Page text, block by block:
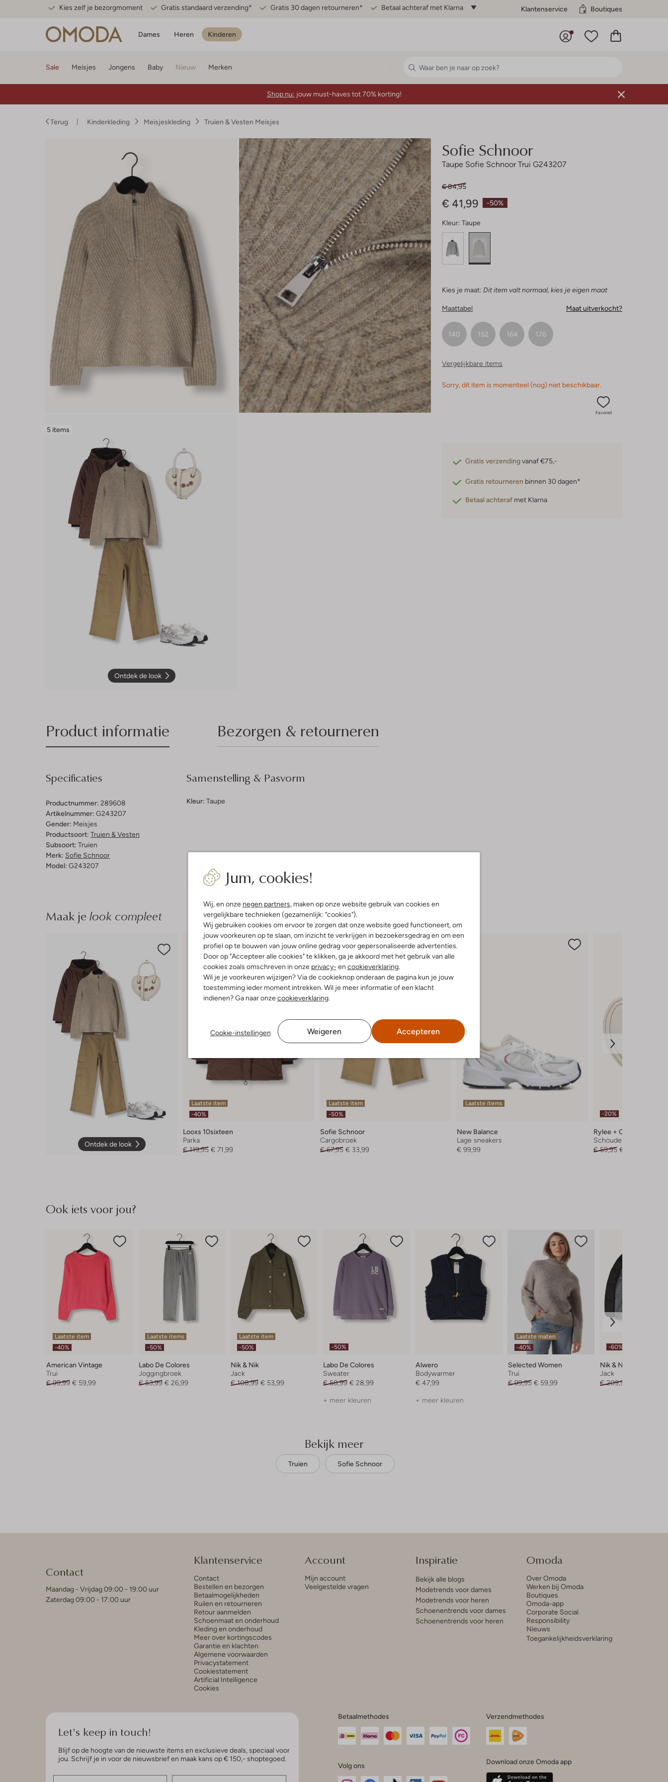
Kies zelf je bezorgmoment Gratis standaard verzending* Gratis 30 dagen retourneren* Betaal achteraf met Klarna Klantenservice Boutiques
Dames Heren Kinderen
Jum, cookies!
Wij, en onze negen partners, maken op onze website gebruik van cookies en
vergelijkbare technieken (gezamenlijk: "cookies").
Wij gebruiken cookies om ervoor te zorgen dat onze website goed functioneert, om
jouw voorkeuren op te slaan, om inzicht te verkrijgen in bezoekersgedrag en om een
profiel op te bouwen van jouw online gedrag voor gepersonaliseerde advertenties.
Door op "Accepteer alle cookies" te klikken, ga je akkoord met het gebruik van alle
cookies zoals omschreven in onze privacy- en cookieverklaring.
Wil je je voorkeuren wijzigen? Via de cookieknop onderaan de pagina kun je jouw
toestemming ieder moment intrekken. Wil je meer informatie of een klacht
indienen? Ga naar onzecookieverklaring.
Cookie-instellingen Weigeren Accepteren
Sale Meisjes Jongens Baby Nieuw Merken
Shop nu: jouw must-haves tot 70% korting!
Terug Kinderkleding Meisjeskleding Truien & Vesten Meisjes
5 items
Ontdek de look
Sofie Schnoor
Taupe Sofie Schnoor Trui G243207
-50%
€ 84,95
€ 41,99
Kleur: Taupe
Kies je maat: Dit item valt normaal, kies je eigen maat
Maattabel Maat uitverkocht?
140 152 164 176
Vergelijkbare items
Sorry, dit item is momenteel (nog) niet beschikbaar.
Favoriet
Gratis verzendingvanaf €75,-
Gratis retourneren binnen 30 dagen*
Betaal achteraf met Klarna
Product informatie Bezorgen & retourneren
Specificaties
Productnummer: 289608
Artikelnummer: G243207
Gender: Meisjes
Productsoort: Truien & Vesten
Subsoort: Truien
Merk: Sofie Schnoor
Model: G243207
Samenstelling & Pasvorm
Kleur: Taupe
Maak je look compleet
Ontdek de look
Laatste item
-40%
Looxs 10sixteen
Parka
€ 119,95 € 71,99
Laatste item
-50%
Sofie Schnoor
Cargobroek
€ 67,95 € 33,99
Laatste items
New Balance
Lage sneakers
€ 99,99
-20%
Rylee + Cru
Schoudertas
€ 59,95 € 47,99
Ook iets voor jou?
Laatste item
-40%
American Vintage
Trui
€ 99,99 € 59,99
Laatste items
-50%
Labo De Colores
Joggingbroek
€ 53,99 € 26,99
Laatste item
-50%
Nik & Nik
Jack
€ 108,99 € 53,99
-50%
Labo De Colores
Sweater
€ 58,99 € 28,99
+ meer kleuren
Alwero
Bodywarmer
€ 47,99
+ meer kleuren
Laatste maten
-40%
Selected Women
Trui
€ 99,95 € 59,99
-60%
Nik & Nik
Jack
€ 209,95
Bekijk meer
Truien Sofie Schnoor
Contact
Maandag - Vrijdag 09:00 - 19:00 uur
Zaterdag 09:00 - 17:00 uur
Klantenservice
Contact
Bestellen en bezorgen
Betaalmogelijkheden
Ruilen en retourneren
Retour aanmelden
Schoenmaat en onderhoud
Kleding en onderhoud
Meer over kortingscodes
Garantie en klachten
Algemene voorwaarden
Privacystatement
Cookiestatement
Artificial Intelligence
Cookies
Account
Mijn account
Veelgestelde vragen
Inspiratie
Bekijk alle blogs
Modetrends voor dames
Modetrends voor heren
Schoenentrends voor dames
Schoenentrends voor heren
Omoda
Over Omoda
Werken bij Omoda
Boutiques
Omoda-app
Corporate Social
Responsibility
Nieuws
Toegankelijkheidsverklaring
Let's keep in touch!
Blijf op de hoogte van de nieuwste items en exclusieve deals, speciaal voor
jou. Schrijf je in voor de nieuwsbrief en maak kans op € 150,- shoptegoed.
Betaalmethodes
Volg ons
Verzendmethodes
Download onze Omoda app